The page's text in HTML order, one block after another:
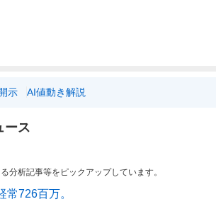
示 AI値動き解説
ース
分析記事等をピックアップしています。
常726百万。